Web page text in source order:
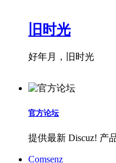
旧时光
好年月，旧时光
官方论坛
提供最新 Discuz! 产
Comsenz